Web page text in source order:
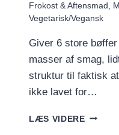
Frokost & Aftensmad
Vegetarisk/Vegansk
Giver 6 store
masser af smag,
struktur til faktisk
ikke lavet for…
LÆS VIDERESORTE